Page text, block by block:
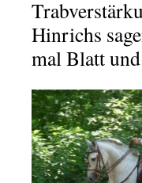
Hinrichs
mal Blatt